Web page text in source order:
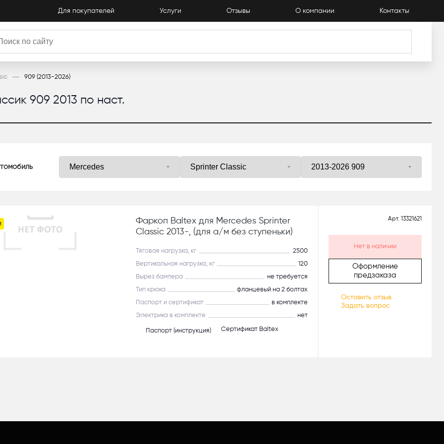
Для покупателей Услуги Отзывы О компании Контакты
909 (2013-2026)
909 2013 по наст.
Фаркоп Baltex для Mercedes Sprinter
Classic 2013-, (для а/м без ступеньки)
Тяговая нагрузка, кг
2500
Вертикальная нагрузка, кг
120
Вырез бампера
не требуется
Тип крюка
фланцевый на 2 болтах
Паспорт и сертификат
в комплекте
Электрика в комплекте
нет
Паспорт (инструкция) Сертификат Baltex
Арт. 13321621
Нет в наличии
Оформление
предзаказа
Оставить отзыв
Задать вопрос